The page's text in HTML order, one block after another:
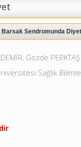
Barsak Sendromunda
Gözde PERKTAŞ
Sağlık